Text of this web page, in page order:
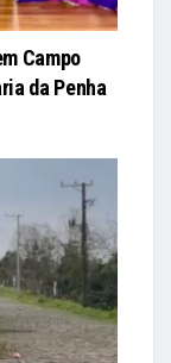
Campo
da Penha